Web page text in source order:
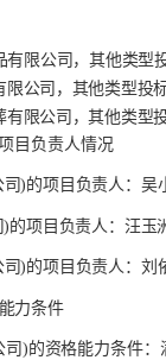
有限公司，其他类型
限公司，其他类型投
有限公司，其他类型
目负责人情况
)的项目负责人：吴
的项目负责人：汪玉
)的项目负责人：刘
力条件
)的资格能力条件：